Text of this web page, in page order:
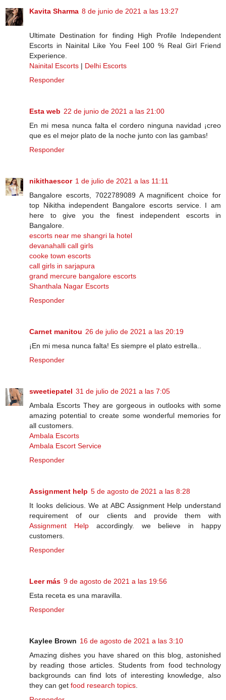
Kavita Sharma 8 de junio de 2021 a las 13:27
Ultimate Destination for finding High Profile Independent
Escorts in Nainital Like You Feel 100 % Real Girl Friend
Experience.
Nainital Escorts | Delhi Escorts
Responder
Esta web 22 de junio de 2021 a las 21:00
En mi mesa nunca falta el cordero ninguna navidad ¡creo
que es el mejor plato de la noche junto con las gambas!
Responder
nikithaescor 1 de julio de 2021 a las 11:11
Bangalore escorts, 7022789089 A magnificent choice for
top Nikitha independent Bangalore escorts service. I am
here to give you the finest independent escorts in
Bangalore.
escorts near me shangri la hotel
devanahalli call girls
cooke town escorts
call girls in sarjapura
grand mercure bangalore escorts
Shanthala Nagar Escorts
Responder
Carnet manitou 26 de julio de 2021 a las 20:19
¡En mi mesa nunca falta! Es siempre el plato estrella..
Responder
sweetiepatel 31 de julio de 2021 a las 7:05
Ambala Escorts They are gorgeous in outlooks with some
amazing potential to create some wonderful memories for
all customers.
Ambala Escorts
Ambala Escort Service
Responder
Assignment help 5 de agosto de 2021 a las 8:28
It looks delicious. We at ABC Assignment Help understand
requirement of our clients and provide them with
Assignment Helpaccordingly. we believe in happy
customers.
Responder
Leer más 9 de agosto de 2021 a las 19:56
Esta receta es una maravilla.
Responder
Kaylee Brown 16 de agosto de 2021 a las 3:10
Amazing dishes you have shared on this blog, astonished
by reading those articles. Students from food technology
backgrounds can find lots of interesting knowledge, also
they can get food research topics.